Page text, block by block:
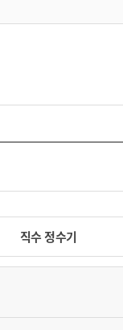
직수 정수기